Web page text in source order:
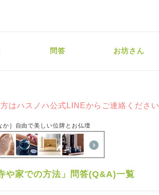
問答 お坊さん
はハスノハ公式LINEからご連絡ください
か］自由で美しい位牌とお仏壇
や家での方法」問答(Q&A)一覧